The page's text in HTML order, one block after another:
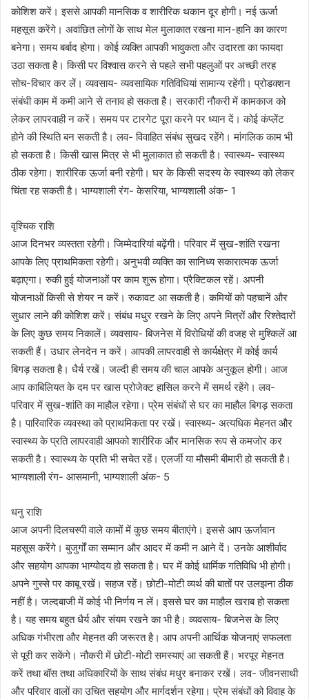
कोशिश करें। इससे आपकी मानसिक व शारीरिक थकान दूर होगी। नई ऊर्जा
महसूस करेंगे। अवांछित लोगों के साथ मेल मुलाकात रखना मान-हानि का कारण
बनेगा। समय बर्बाद होगा। कोई व्यक्ति आपकी भावुकता और उदारता का फायदा
उठा सकता है। किसी पर विश्वास करने से पहले सभी पहलुओं पर अच्छी तरह
सोच-विचार कर लें। व्यवसाय- व्यवसायिक गतिविधियां सामान्य रहेंगी। प्रोडक्शन
संबंधी काम में कमी आने से तनाव हो सकता है। सरकारी नौकरी में कामकाज को
लेकर लापरवाही न करें। समय पर टारगेट पूरा करने पर ध्यान दें। कोई कंप्लेंट
होने की स्थिति बन सकती है। लव- विवाहित संबंध सुखद रहेंगे। मांगलिक काम भी
हो सकता है। किसी खास मित्र से भी मुलाकात हो सकती है। स्वास्थ्य- स्वास्थ्य
ठीक रहेगा। शारीरिक ऊर्जा बनी रहेगी। घर के किसी सदस्य के स्वास्थ्य को लेकर
चिंता रह सकती है। भाग्यशाली रंग- केसरिया, भाग्यशाली अंक- 1
वृश्चिक राशि
आज दिनभर व्यस्तता रहेगी। जिम्मेदारियां बढ़ेंगी। परिवार में सुख-शांति रखना
आपके लिए प्राथमिकता रहेगी। अनुभवी व्यक्ति का सानिध्य सकारात्मक ऊर्जा
बढ़ाएगा। रुकी हुई योजनाओं पर काम शुरू होगा। प्रैक्टिकल रहें। अपनी
योजनाओं किसी से शेयर न करें। रुकावट आ सकती है। कमियों को पहचानें और
सुधार लाने की कोशिश करें। संबंध मधुर रखने के लिए अपने मित्रों और रिश्तेदारों
के लिए कुछ समय निकालें। व्यवसाय- बिजनेस में विरोधियों की वजह से मुश्किलें आ
सकती हैं। उधार लेनदेन न करें। आपकी लापरवाही से कार्यक्षेत्र में कोई कार्य
बिगड़ सकता है। धैर्य रखें। जल्दी ही समय की चाल आपके अनुकूल होगी। आज
आप काबिलियत के दम पर खास प्रोजेक्ट हासिल करने में समर्थ रहेंगे। लव-
परिवार में सुख-शांति का माहौल रहेगा। प्रेम संबंधों से घर का माहौल बिगड़ सकता
है। पारिवारिक व्यवस्था को प्राथमिकता पर रखें। स्वास्थ्य- अत्यधिक मेहनत और
स्वास्थ्य के प्रति लापरवाही आपको शारीरिक और मानसिक रूप से कमजोर कर
सकती है। स्वास्थ्य के प्रति भी सचेत रहें। एलर्जी या मौसमी बीमारी हो सकती है।
भाग्यशाली रंग- आसमानी, भाग्यशाली अंक- 5
धनु राशि
आज अपनी दिलचस्पी वाले कामों में कुछ समय बीताएंगे। इससे आप ऊर्जावान
महसूस करेंगे। बुजुर्गों का सम्मान और आदर में कमी न आने दें। उनके आशीर्वाद
और सहयोग आपका भाग्योदय हो सकता है। घर में कोई धार्मिक गतिविधि भी होगी।
अपने गुस्से पर काबू रखें। सहज रहें। छोटी-मोटी व्यर्थ की बातों पर उलझना ठीक
नहीं है। जल्दबाजी में कोई भी निर्णय न लें। इससे घर का माहौल खराब हो सकता
है। यह समय बहुत धैर्य और संयम रखने का भी है। व्यवसाय- बिजनेस के लिए
अधिक गंभीरता और मेहनत की जरूरत है। आप अपनी आर्थिक योजनाएं सफलता
से पूरी कर सकेंगे। नौकरी में छोटी-मोटी समस्याएं आ सकती हैं। भरपूर मेहनत
करें तथा बॉस तथा अधिकारियों के साथ संबंध मधुर बनाकर रखें। लव- जीवनसाथी
और परिवार वालों का उचित सहयोग और मार्गदर्शन रहेगा। प्रेम संबंधों को विवाह के